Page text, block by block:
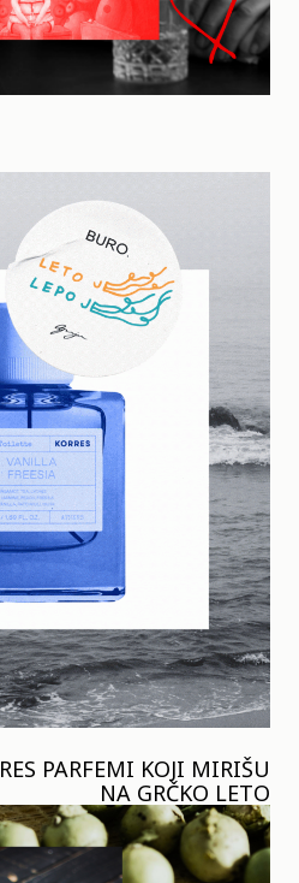
PARFEMI KOJI MIRIŠU
NA GRČKO LETO